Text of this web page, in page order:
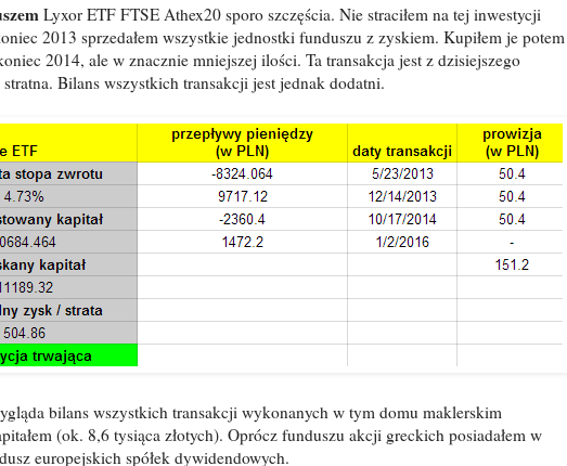
Lyxor ETF FTSE Athex20 sporo szczęścia. Nie straciłem na tej inwestycji
2013 sprzedałem wszystkie jednostki funduszu z zyskiem. Kupiłem je potem
2014, ale w znacznie mniejszej ilości. Ta transakcja jest z dzisiejszego
Bilans wszystkich transakcji jest jednak dodatni.
bilans wszystkich transakcji wykonanych w tym domu maklerskim
(ok. 8,6 tysiąca złotych). Oprócz funduszu akcji greckich posiadałem w
europejskich spółek dywidendowych.